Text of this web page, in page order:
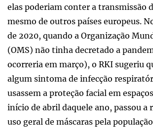
elas poderiam conter a transmissão
mesmo de outros países europeus.
de 2020, quando a Organização
(OMS) não tinha decretado a
ocorreria em março), o RKI sugeriu
algum sintoma de infecção
usassem a proteção facial em
início de abril daquele ano, passou a
uso geral de máscaras pela